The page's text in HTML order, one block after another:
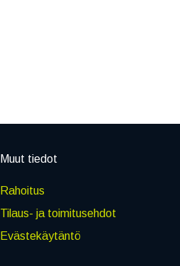
Muut tiedot
Rahoitus
Tilaus- ja toimitusehdot
Evästekäytäntö